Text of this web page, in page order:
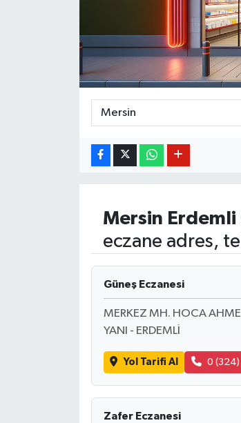
Mersin Erdemli
eczane adres,
Güneş Eczanesi
MERKEZ MH. HOCA
YANI - ERDEMLİ
Yol Tarifi Al 0 (324)
Zafer Eczanesi
OTOMOBİL